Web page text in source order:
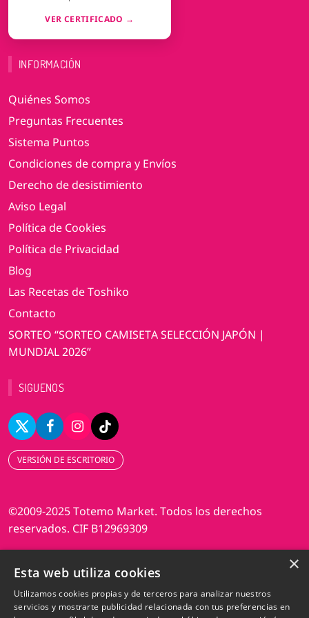
VER CERTIFICADO →
INFORMACIÓN
Quiénes Somos
Preguntas Frecuentes
Sistema Puntos
Condiciones de compra y Envíos
Derecho de desistimiento
Aviso Legal
Política de Cookies
Política de Privacidad
Blog
Las Recetas de Toshiko
Contacto
SORTEO “SORTEO CAMISETA SELECCIÓN JAPÓN |
MUNDIAL 2026”
SIGUENOS
VERSIÓN DE ESCRITORIO
©2009-2025 Totemo Market. Todos los derechos
reservados. CIF B12969309
×
Esta web utiliza cookies
Utilizamos cookies propias y de terceros para analizar nuestros
servicios y mostrarte publicidad relacionada con tus preferencias en